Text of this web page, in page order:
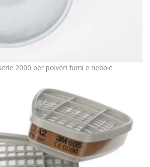
2000 per polveri fumi e nebbie